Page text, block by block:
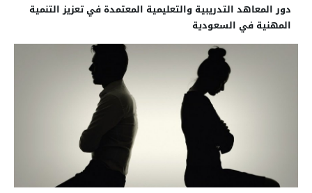
دور المعاهد التدريبية والتعليمية المعتمدة في تعزيز التنمية
المهنية في السعودية